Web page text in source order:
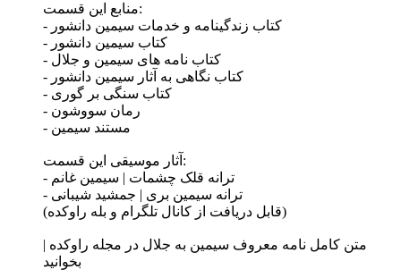
منابع این قسمت:
- کتاب زندگینامه و خدمات سیمین دانشور
- کتاب سیمین دانشور
- کتاب نامه های سیمین و جلال
- کتاب نگاهی به آثار سیمین دانشور
- کتاب سنگی بر گوری
- رمان سووشون
- مستند سیمین
آثار موسیقی این قسمت:
- ترانه قلک چشمات | سیمین غانم
- ترانه سیمین بری | جمشید شیبانی
(قابل دریافت از کانال تلگرام و بله راوکده)
متن کامل نامه معروف سیمین به جلال در مجله راوکده |
بخوانید